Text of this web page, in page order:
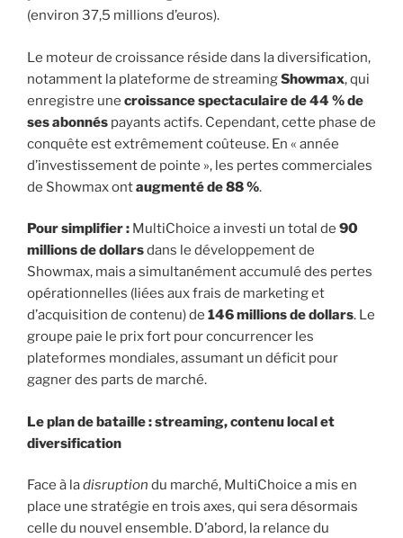
(environ 37,5 millions d’euros).
Le moteur de croissance réside dans la diversification,
notamment la plateforme de streamingShowmax, qui
enregistre une croissance spectaculaire de 44 % de
ses abonnés payants actifs. Cependant, cette phase de
conquête est extrêmement coûteuse. En « année
d’investissement de pointe », les pertes commerciales
de Showmax ontaugmenté de 88 %.
Pour simplifier : MultiChoice a investi un total de 90
millions de dollarsdans le développement de
Showmax, mais a simultanément accumulé des pertes
opérationnelles (liées aux frais de marketing et
d’acquisition de contenu) de 146 millions de dollars. Le
groupe paie le prix fort pour concurrencer les
plateformes mondiales, assumant un déficit pour
gagner des parts de marché.
Le plan de bataille : streaming, contenu local et
diversification
Face à ladisruption du marché, MultiChoice a mis en
place une stratégie en trois axes, qui sera désormais
celle du nouvel ensemble. D’abord, la relance du